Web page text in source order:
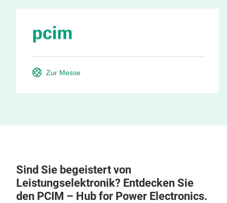
Zur Messe
Sind Sie begeistert von
Leistungselektronik? Entdecken Sie
den PCIM – Hub for Power Electronics.